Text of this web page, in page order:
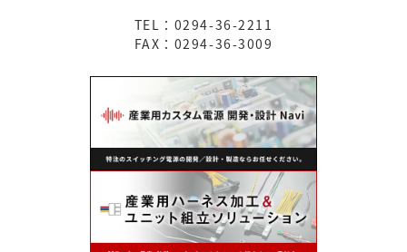
TEL：0294-36-2211
FAX：0294-36-3009